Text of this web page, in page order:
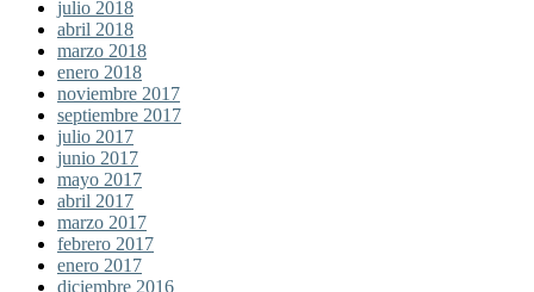
julio 2018
abril 2018
marzo 2018
enero 2018
noviembre 2017
septiembre 2017
julio 2017
junio 2017
mayo 2017
abril 2017
marzo 2017
febrero 2017
enero 2017
diciembre 2016